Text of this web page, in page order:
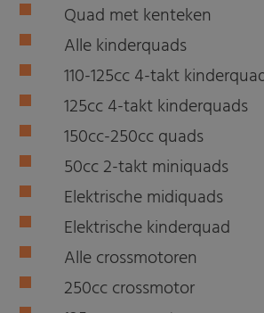
Quad met kenteken
Alle kinderquads
110-125cc 4-takt
125cc 4-takt kinderquads
150cc-250cc quads
50cc 2-takt miniquads
Elektrische midiquads
Elektrische kinderquad
Alle crossmotoren
250cc crossmotor